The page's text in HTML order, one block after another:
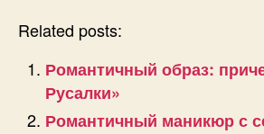
Related posts:
Романтичный образ:
Русалки»
Романтичный маникюр с